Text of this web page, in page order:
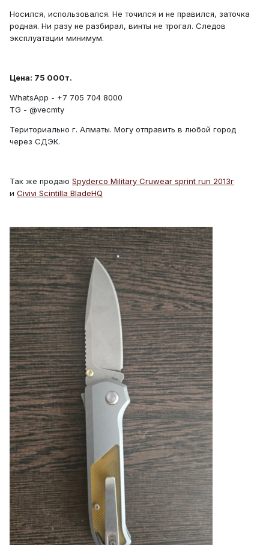
Носился, использовался. Не точился и не правился, заточка
родная. Ни разу не разбирал, винты не трогал. Следов
эксплуатации минимум.
Цена: 75 000т.
WhatsApp - +7 705 704 8000
TG - @vecmty
Териториально г. Алматы. Могу отправить в любой город
через СДЭК.
Так же продаю Spyderco Military Cruwear sprint run 2013г
и Civivi Scintilla BladeHQ